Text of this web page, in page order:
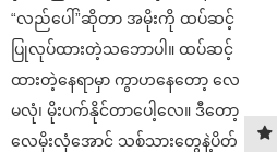
“လည်ပေါ်”ဆိုတာ အမိုးကို ထပ်ဆင့်
ပြုလုပ်ထားတဲ့သဘောပါ။ ထပ်ဆင့်
ထားတဲ့နေရာမှာ ကွာဟနေတော့ လေ
မလုံ၊ မိုးပက်နိုင်တာပေါ့လေ။ ဒီတော့
လေမိုးလုံအောင် သစ်သားတွေနဲ့ပိတ်